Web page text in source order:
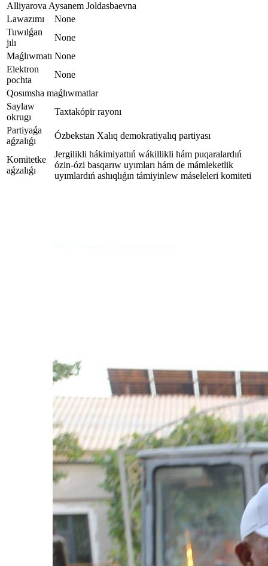
Alliyarova Aysanem Joldasbaevna
Lawazımı
None
Tuwılǵan
jılı
None
Maǵlıwmatı None
Elektron
pochta
None
Qosımsha maǵlıwmatlar
Saylaw
okrugı
Taxtakópir rayonı
Partiyaǵa
aǵzalıǵı
Ózbekstan Хalıq demokratiуalıq partiyası
Komitetke
aǵzalıǵı
Jergilikli hákimiyattıń wákillikli hám puqaralardıń
ózin-ózi basqarıw uyımları hám de mámleketlik
uyımlardıń ashıqlıǵın támiyinlew máseleleri komiteti